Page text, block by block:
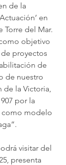
de la
en
Torre del Mar.
objetivo
proyectos
de
de nuestro
de la Victoria,
por la
como modelo
visitar del
presenta